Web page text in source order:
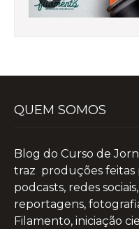
QUEM SOMOS
Blog do Curso de
traz produções feitas
podcasts, redes
reportagens,
Filamento, iniciação